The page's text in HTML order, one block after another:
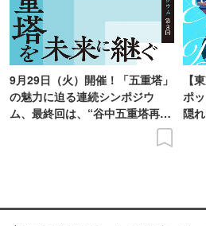
9月29日（火）開催！「五重塔」
の魅力に迫る連続シンポジウ
ム、最終回は、“谷中五重塔再建
【
ポ
隠